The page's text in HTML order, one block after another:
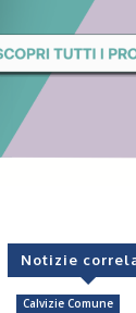
Notizie
Calvizie Comune